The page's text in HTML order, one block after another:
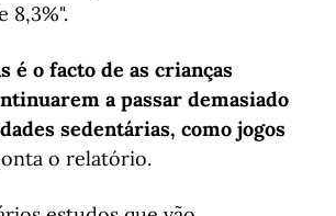
8,3%".
é o facto de as crianças
a passar demasiado
sedentárias, como jogos
o relatório.